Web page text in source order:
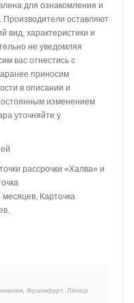
для ознакомления и
Производители оставляют
вид, характеристики и
не уведомляя
вас отнестись с
приносим
в описании и
изменением
уточняйте у
рассрочки «Халва» и
Карточка
Франкфурт, Лёнер